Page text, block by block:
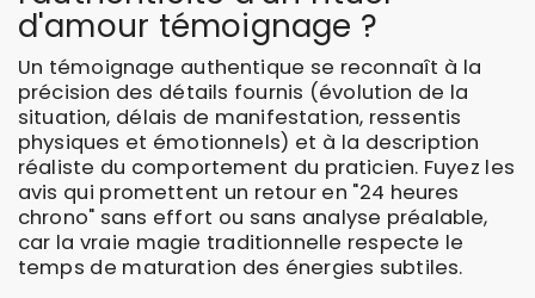
d'amour témoignage ?
Un témoignage authentique se reconnaît à la
précision des détails fournis (évolution de la
situation, délais de manifestation, ressentis
physiques et émotionnels) et à la description
réaliste du comportement du praticien. Fuyez les
avis qui promettent un retour en "24 heures
chrono" sans effort ou sans analyse préalable,
car la vraie magie traditionnelle respecte le
temps de maturation des énergies subtiles.